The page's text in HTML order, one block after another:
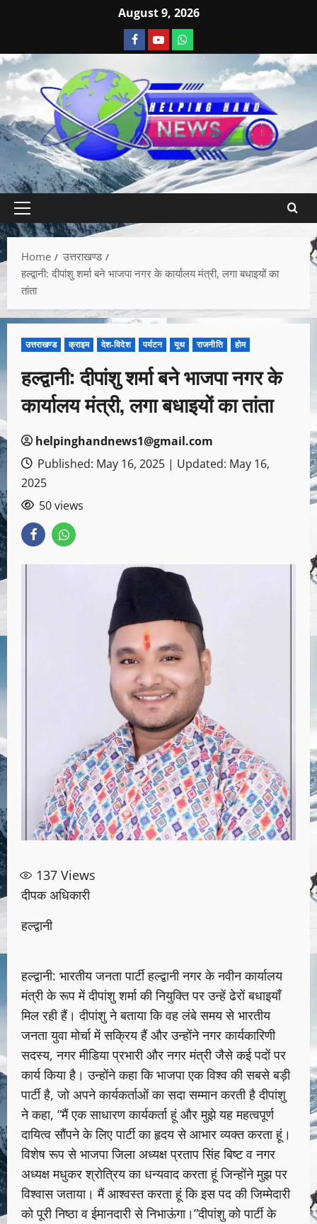
August 9, 2026
Home
उत्तराखण्ड
हल्द्वानी: दीपांशु शर्मा बने भाजपा नगर के कार्यालय मंत्री, लगा बधाइयों का
तांता
उत्तराखण्ड क्राइम देश-विदेश पर्यटन यूथ राजनीति होम
हल्द्वानी: दीपांशु शर्मा बने भाजपा नगर के
कार्यालय मंत्री, लगा बधाइयों का तांता
helpinghandnews1@gmail.com
Published: May 16, 2025 | Updated: May 16,
2025
50 views
137 Views
दीपक अधिकारी
हल्द्वानी
हल्द्वानी: भारतीय जनता पार्टी हल्द्वानी नगर के नवीन कार्यालय
मंत्री के रूप में दीपांशु शर्मा की नियुक्ति पर उन्हें ढेरों बधाइयाँ
मिल रही हैं। दीपांशु ने बताया कि वह लंबे समय से भारतीय
जनता युवा मोर्चा में सक्रिय हैं और उन्होंने नगर कार्यकारिणी
सदस्य, नगर मीडिया प्रभारी और नगर मंत्री जैसे कई पदों पर
कार्य किया है। उन्होंने कहा कि भाजपा एक विश्व की सबसे बड़ी
पार्टी है, जो अपने कार्यकर्ताओं का सदा सम्मान करती है दीपांशु
ने कहा, “मैं एक साधारण कार्यकर्ता हूं और मुझे यह महत्वपूर्ण
दायित्व सौंपने के लिए पार्टी का हृदय से आभार व्यक्त करता हूं।
विशेष रूप से भाजपा जिला अध्यक्ष प्रताप सिंह बिष्ट व नगर
अध्यक्ष मधुकर श्रोत्रिय का धन्यवाद करता हूं जिन्होंने मुझ पर
विश्वास जताया। मैं आश्वस्त करता हूं कि इस पद की जिम्मेदारी
को पूरी निष्ठा व ईमानदारी से निभाऊंगा।”दीपांशु को पार्टी के